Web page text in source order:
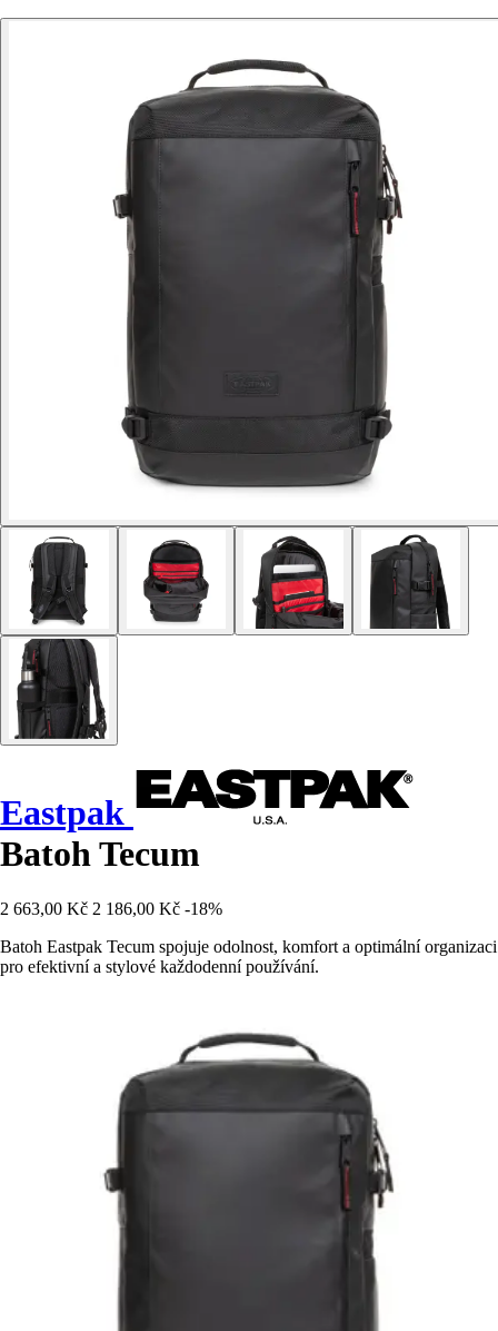
Eastpak
Batoh Tecum
2 663,00 Kč 2 186,00 Kč -18%
Batoh Eastpak Tecum spojuje odolnost, komfort a optimální organizaci
pro efektivní a stylové každodenní používání.